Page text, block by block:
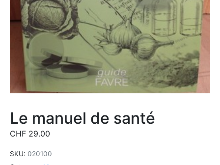
Le manuel de santé
CHF 29.00
SKU: 020100